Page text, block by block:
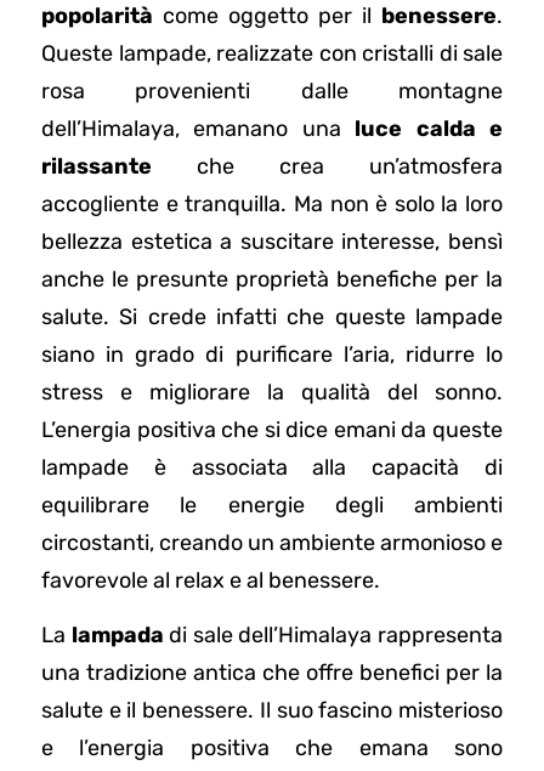
popolarità come oggetto per il benessere.
Queste lampade, realizzate con cristalli di sale
rosa provenienti dalle montagne
dell’Himalaya, emanano una luce calda e
rilassante che crea un’atmosfera
accogliente e tranquilla. Ma non è solo la loro
bellezza estetica a suscitare interesse, bensì
anche le presunte proprietà benefiche per la
salute. Si crede infatti che queste lampade
siano in grado di purificare l’aria, ridurre lo
stress e migliorare la qualità del sonno.
L’energia positiva che si dice emani da queste
lampade è associata alla capacità di
equilibrare le energie degli ambienti
circostanti, creando un ambiente armonioso e
favorevole al relax e al benessere.
La lampadadi sale dell’Himalaya rappresenta
una tradizione antica che offre benefici per la
salute e il benessere. Il suo fascino misterioso
e l’energia positiva che emana sono